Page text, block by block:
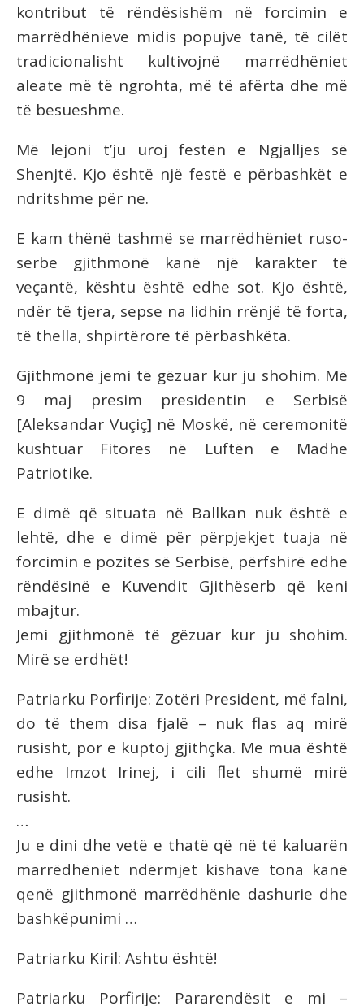
kontribut të rëndësishëm në forcimin e
marrëdhënieve midis popujve tanë, të cilët
tradicionalisht kultivojnë marrëdhëniet
aleate më të ngrohta, më të afërta dhe më
të besueshme.
Më lejoni t’ju uroj festën e Ngjalljes së
Shenjtë. Kjo është një festë e përbashkët e
ndritshme për ne.
E kam thënë tashmë se marrëdhëniet ruso-
serbe gjithmonë kanë një karakter të
veçantë, kështu është edhe sot. Kjo është,
ndër të tjera, sepse na lidhin rrënjë të forta,
të thella, shpirtërore të përbashkëta.
Gjithmonë jemi të gëzuar kur ju shohim. Më
9 maj presim presidentin e Serbisë
[Aleksandar Vuçiç] në Moskë, në ceremonitë
kushtuar Fitores në Luftën e Madhe
Patriotike.
E dimë që situata në Ballkan nuk është e
lehtë, dhe e dimë për përpjekjet tuaja në
forcimin e pozitës së Serbisë, përfshirë edhe
rëndësinë e Kuvendit Gjithëserb që keni
mbajtur.
Jemi gjithmonë të gëzuar kur ju shohim.
Mirë se erdhët!
Patriarku Porfirije: Zotëri President, më falni,
do të them disa fjalë – nuk flas aq mirë
rusisht, por e kuptoj gjithçka. Me mua është
edhe Imzot Irinej, i cili flet shumë mirë
rusisht.
…
Ju e dini dhe vetë e thatë që në të kaluarën
marrëdhëniet ndërmjet kishave tona kanë
qenë gjithmonë marrëdhënie dashurie dhe
bashkëpunimi …
Patriarku Kiril: Ashtu është!
Patriarku Porfirije: Pararendësit e mi –